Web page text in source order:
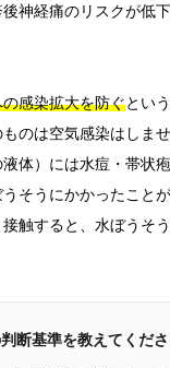
神経痛のリスクが低
感染拡大を防ぐとい
のは空気感染はしま
体）には水痘・帯状
うそうにかかったこと
触すると、水ぼうそ
断基準を教えてくださ